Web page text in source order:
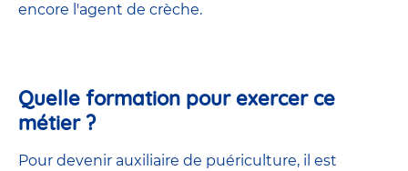
encore l'agent de crèche.
Quelle formation pour exercer ce
métier ?
Pour devenir auxiliaire de puériculture, il est